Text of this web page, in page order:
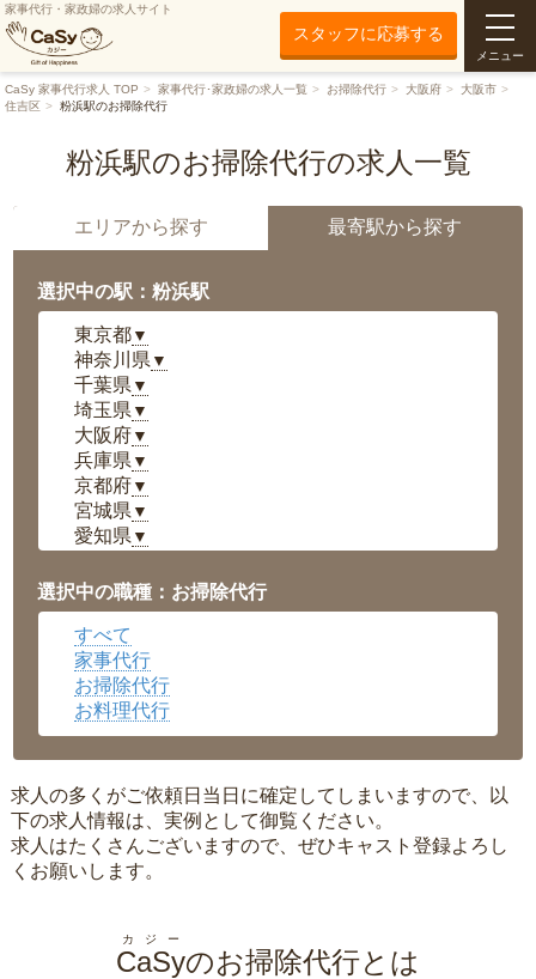
家事代行・家政婦の求人サイト
スタッフに応募する
メニュー
CaSy 家事代行求人 TOP 家事代行･家政婦の求人一覧 お掃除代行 大阪府
大阪市
住吉区
粉浜駅のお掃除代行
粉浜駅のお掃除代行の求人一覧
エリアから探す 最寄駅から探す
選択中の駅：粉浜駅
東京都▼
神奈川県 ▼
千葉県 ▼
埼玉県 ▼
大阪府▼
兵庫県 ▼
京都府▼
宮城県 ▼
愛知県 ▼
岡山県▼
広島県▼
沖縄県
選択中の職種：お掃除代行
すべて
家事代行
お掃除代行
お料理代行
求人の多くがご依頼日当日に確定してしまいますので、以
下の求人情報は、実例として御覧ください。
求人はたくさんございますので、ぜひキャスト登録よろし
くお願いします。
CaSy
カジー
のお掃除代行とは